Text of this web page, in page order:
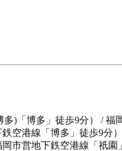
)「博多」徒歩9分） /
空港線「博多」徒歩9分
市営地下鉄空港線「祇園